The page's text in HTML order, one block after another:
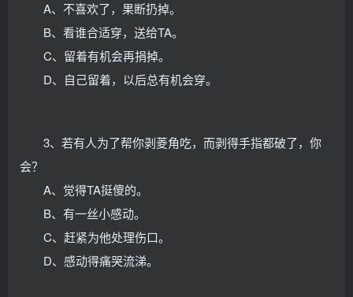
A、不喜欢了，果断扔掉。
B、看谁合适穿，送给TA。
C、留着有机会再捐掉。
D、自己留着，以后总有机会穿。
3、若有人为了帮你剥菱角吃，而剥得手指都破了，你
会？
A、觉得TA挺傻的。
B、有一丝小感动。
C、赶紧为他处理伤口。
D、感动得痛哭流涕。